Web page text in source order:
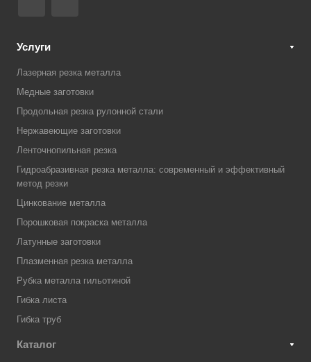
Услуги
Лазерная резка металла
Медные заготовки
Продольная резка рулонной стали
Нержавеющие заготовки
Ленточнопильная резка
Гидроабразивная резка металла: современный и эффективный
метод резки
Цинкование металла
Порошковая покраска металла
Латунные заготовки
Плазменная резка металла
Рубка металла гильотиной
Гибка листа
Гибка труб
Каталог